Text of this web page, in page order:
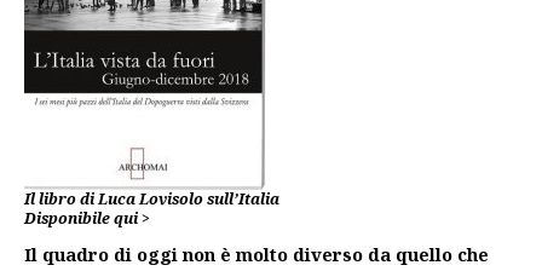
Il libro di Luca Lovisolo sull’Italia
Disponibile qui >
Il quadro di oggi non è molto diverso da quello che